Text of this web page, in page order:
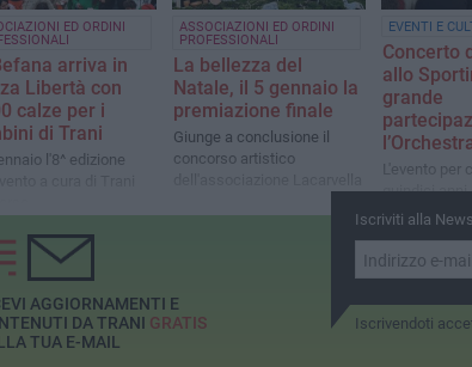
ED ORDINI
arriva in
Libertà con
calze per i
di Trani
l'8^ edizione
ASSOCIAZIONI ED ORDINI
PROFESSIONALI
La bellezza del
Natale, il 5 gennaio la
premiazione finale
Giunge a conclusione il
concorso artistico
EVENTI E
Concerto
allo
grande
L'evento per
quindici anni
fondazione
Iscriviti alla
Iscrivendoti
AGGIORNAMENTI E
DA TRANI GRATIS
TUA E-MAIL